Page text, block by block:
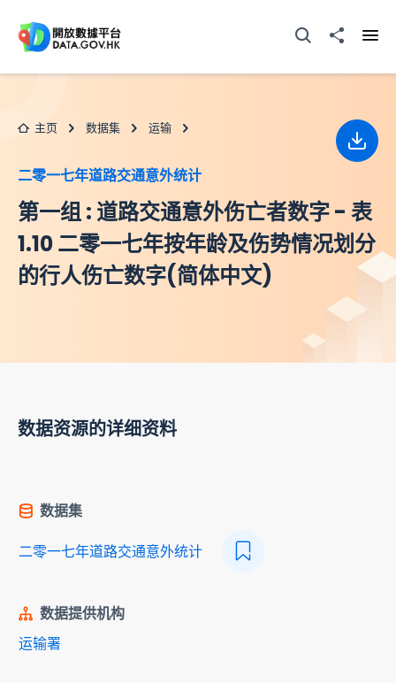
打开搜寻器分享至
主页 数据集 运输
二零一七年道路交通意外统计
第一组 : 道路交通意外伤亡者数字 - 表
1.10 二零一七年按年龄及伤势情况划分
的行人伤亡数字(简体中文)
下载
数据资源的详细资料
数据集
二零一七年道路交通意外统计
数据提供机构
运输署